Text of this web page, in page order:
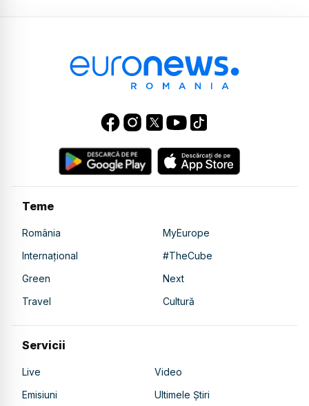
Teme
România
MyEurope
Internațional
#TheCube
Green
Next
Travel
Cultură
Servicii
Live
Video
Emisiuni
Ultimele Știri